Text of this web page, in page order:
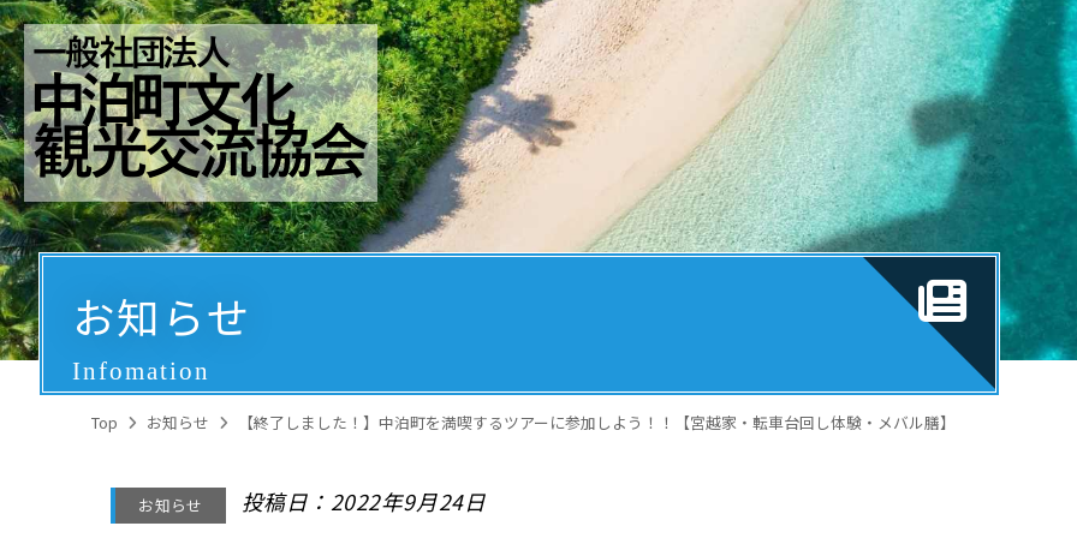
お知らせ
Infomation
Top お知らせ 【終了しました！】中泊町を満喫するツアーに参加しよう！！【宮越家・転車台回し体験・メバル膳】
お知らせ 投稿日：2022年9月24日